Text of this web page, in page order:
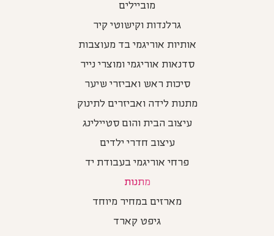
מוביילים
גרלנדות וקישוטי קיר
אותיות אוריגמי בד מעוצבות
סדנאות אוריגמי ומוצרי נייר
סיכות ראש ואביזרי שיער
מתנות לידה ואביזרים לתינוק
עיצוב הבית והום סטיילינג
עיצוב חדרי ילדים
פרחי אוריגמי בעבודת יד
מתנות
מארזים במחיר מיוחד
גיפט קארד